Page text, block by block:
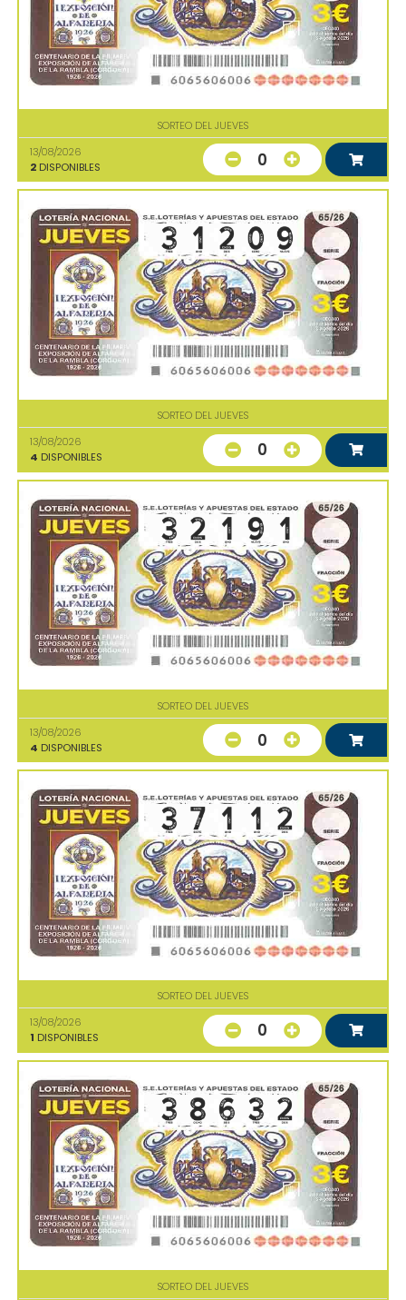
SORTEO DEL JUEVES
13/08/2026
2 DISPONIBLES 0
SORTEO DEL JUEVES
13/08/2026
4 DISPONIBLES 0
SORTEO DEL JUEVES
13/08/2026
4 DISPONIBLES 0
SORTEO DEL JUEVES
13/08/2026
1 DISPONIBLES 0
SORTEO DEL JUEVES